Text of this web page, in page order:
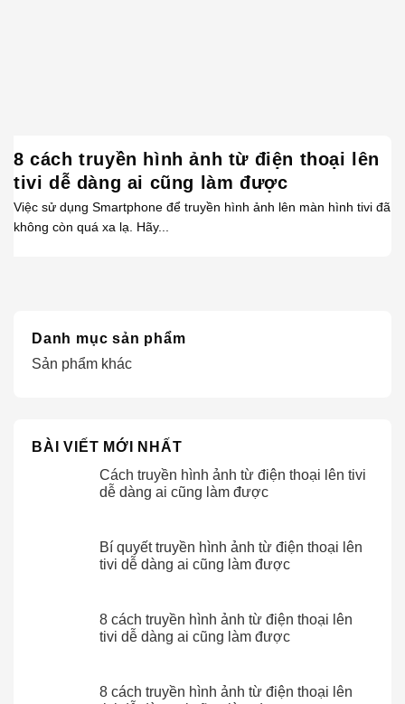
8 cách truyền hình ảnh từ điện thoại lên
tivi dễ dàng ai cũng làm được
Việc sử dụng Smartphone để truyền hình ảnh lên màn hình tivi đã
không còn quá xa lạ. Hãy...
Danh mục sản phẩm
Sản phẩm khác
BÀI VIẾT MỚI NHẤT
Cách truyền hình ảnh từ điện thoại lên tivi
dễ dàng ai cũng làm được
Bí quyết truyền hình ảnh từ điện thoại lên
tivi dễ dàng ai cũng làm được
8 cách truyền hình ảnh từ điện thoại lên
tivi dễ dàng ai cũng làm được
8 cách truyền hình ảnh từ điện thoại lên